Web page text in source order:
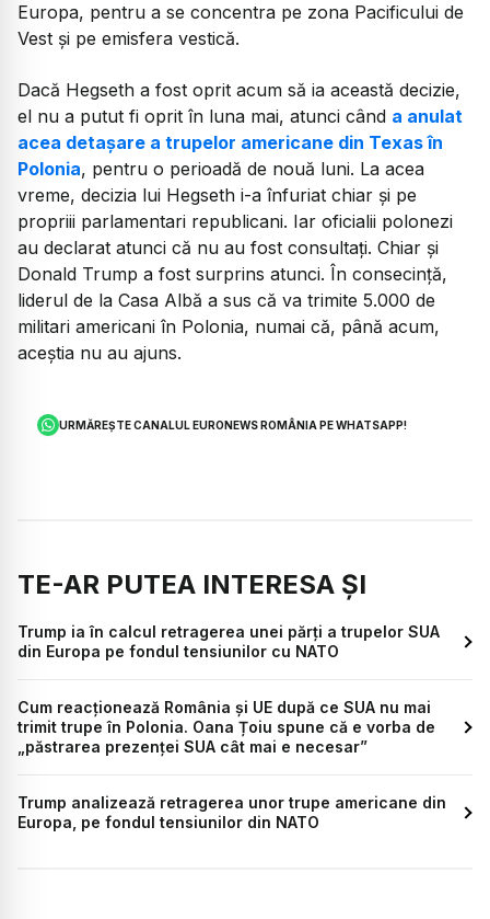
Europa, pentru a se concentra pe zona Pacificului de
Vest și pe emisfera vestică.
Dacă Hegseth a fost oprit acum să ia această decizie,
el nu a putut fi oprit în luna mai, atunci când a anulat
acea detașare a trupelor americane din Texas în
Polonia, pentru o perioadă de nouă luni. La acea
vreme, decizia lui Hegseth i-a înfuriat chiar și pe
propriii parlamentari republicani. Iar oficialii polonezi
au declarat atunci că nu au fost consultați. Chiar și
Donald Trump a fost surprins atunci. În consecință,
liderul de la Casa Albă a sus că va trimite 5.000 de
militari americani în Polonia, numai că, până acum,
aceștia nu au ajuns.
URMĂREȘTE CANALUL EURONEWS ROMÂNIA PE WHATSAPP!
TE-AR PUTEA INTERESA ȘI
Trump ia în calcul retragerea unei părți a trupelor SUA
din Europa pe fondul tensiunilor cu NATO
Cum reacționează România și UE după ce SUA nu mai
trimit trupe în Polonia. Oana Țoiu spune că e vorba de
„păstrarea prezenței SUA cât mai e necesar”
Trump analizează retragerea unor trupe americane din
Europa, pe fondul tensiunilor din NATO